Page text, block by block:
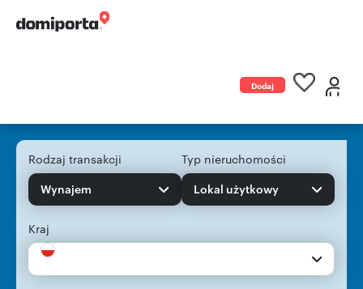
Dodaj
Rodzaj transakcji
Wynajem
Typ nieruchomości
Lokal użytkowy
Kraj